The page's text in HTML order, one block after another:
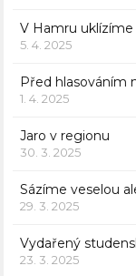
V Hamru uklízíme
5. 4. 2025
Před hlasováním
1. 4. 2025
Jaro v regionu
30. 3. 2025
Sázíme veselou
29. 3. 2025
Vydařený
23. 3. 2025